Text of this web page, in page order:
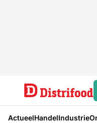
ActueelHandelIndustrie